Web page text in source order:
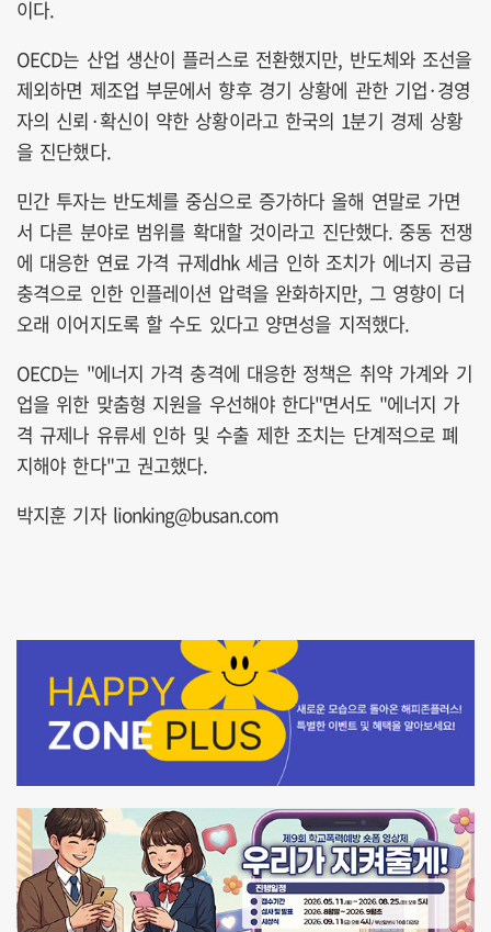
이다.
OECD는 산업 생산이 플러스로 전환했지만, 반도체와 조선을
제외하면 제조업 부문에서 향후 경기 상황에 관한 기업·경영
자의 신뢰·확신이 약한 상황이라고 한국의 1분기 경제 상황
을 진단했다.
민간 투자는 반도체를 중심으로 증가하다 올해 연말로 가면
서 다른 분야로 범위를 확대할 것이라고 진단했다. 중동 전쟁
에 대응한 연료 가격 규제dhk 세금 인하 조치가 에너지 공급
충격으로 인한 인플레이션 압력을 완화하지만, 그 영향이 더
오래 이어지도록 할 수도 있다고 양면성을 지적했다.
OECD는 "에너지 가격 충격에 대응한 정책은 취약 가계와 기
업을 위한 맞춤형 지원을 우선해야 한다"면서도 "에너지 가
격 규제나 유류세 인하 및 수출 제한 조치는 단계적으로 폐
지해야 한다"고 권고했다.
박지훈 기자 lionking@busan.com